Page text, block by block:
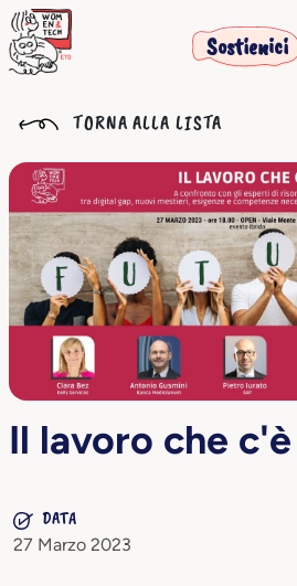
Sostienici
TORNA ALLA LISTA
Il lavoro che c'è
DATA
27 Marzo 2023